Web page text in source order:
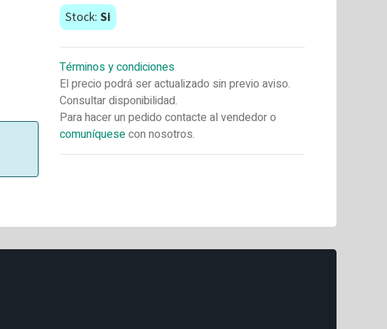
Stock: Si
Términos y condiciones
El precio podrá ser actualizado sin previo aviso.
Consultar disponibilidad.
Para hacer un pedido contacte al vendedor o
comuníquesecon nosotros.